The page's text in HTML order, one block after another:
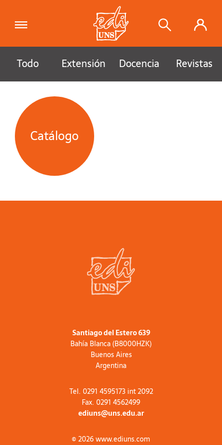
Todo Extensión Docencia Revistas
Catálogo
Santiago del Estero 639
Bahía Blanca (B8000HZK)
Buenos Aires
Argentina
Tel. 0291 4595173 int 2092
Fax. 0291 4562499
ediuns@uns.edu.ar
© 2026 www.ediuns.com